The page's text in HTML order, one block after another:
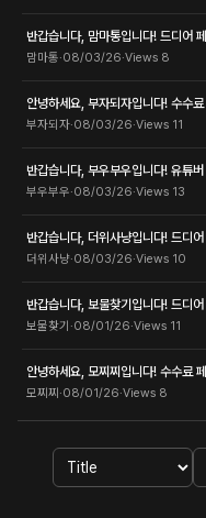
반갑습니다, 맘마통입니다! 드디어
맘마통·08/03/26·Views 8
안녕하세요, 부자되자입니다! 수수
부자되자·08/03/26·Views 11
반갑습니다, 부우부우입니다! 유튜
부우부우·08/03/26·Views 13
반갑습니다, 더위사냥입니다! 드디
더위사냥·08/03/26·Views 10
반갑습니다, 보물찾기입니다! 드디
보물찾기 ·08/01/26·Views 11
안녕하세요, 모찌찌입니다! 수수료
모찌찌·08/01/26·Views 8